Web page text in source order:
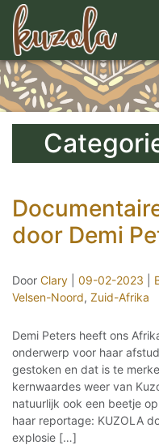
door Demi
Door Clary 09-02-2023
Velsen-Noord, Zuid-Afrika
Demi Peters heeft ons
onderwerp voor haar
gestoken en dat is te
kernwaardes weer van
natuurlijk ook een beetje
haar reportage: KUZOLA
explosie […]